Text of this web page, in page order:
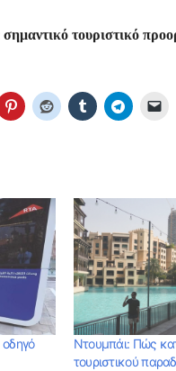
σημαντικό τουριστικό
Ντουμπάι: Πώς
τουριστικού